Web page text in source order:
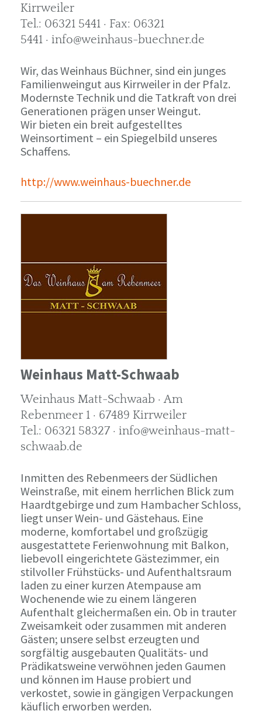
Kirrweiler
Tel.: 06321 5441 · Fax: 06321
5441 · info@weinhaus-buechner.de
Wir, das Weinhaus Büchner, sind ein junges
Familienweingut aus Kirrweiler in der Pfalz.
Modernste Technik und die Tatkraft von drei
Generationen prägen unser Weingut.
Wir bieten ein breit aufgestelltes
Weinsortiment – ein Spiegelbild unseres
Schaffens.
http://www.weinhaus-buechner.de
Weinhaus Matt-Schwaab
Weinhaus Matt-Schwaab · Am
Rebenmeer 1 · 67489 Kirrweiler
Tel.: 06321 58327 · info@weinhaus-matt-
schwaab.de
Inmitten des Rebenmeers der Südlichen
Weinstraße, mit einem herrlichen Blick zum
Haardtgebirge und zum Hambacher Schloss,
liegt unser Wein- und Gästehaus. Eine
moderne, komfortabel und großzügig
ausgestattete Ferienwohnung mit Balkon,
liebevoll eingerichtete Gästezimmer, ein
stilvoller Frühstücks- und Aufenthaltsraum
laden zu einer kurzen Atempause am
Wochenende wie zu einem längeren
Aufenthalt gleichermaßen ein. Ob in trauter
Zweisamkeit oder zusammen mit anderen
Gästen; unsere selbst erzeugten und
sorgfältig ausgebauten Qualitäts- und
Prädikatsweine verwöhnen jeden Gaumen
und können im Hause probiert und
verkostet, sowie in gängigen Verpackungen
käuflich erworben werden.